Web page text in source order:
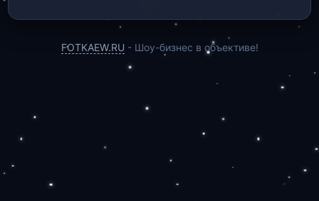
FOTKAEW.RU - Шоу-бизнес в объективе!